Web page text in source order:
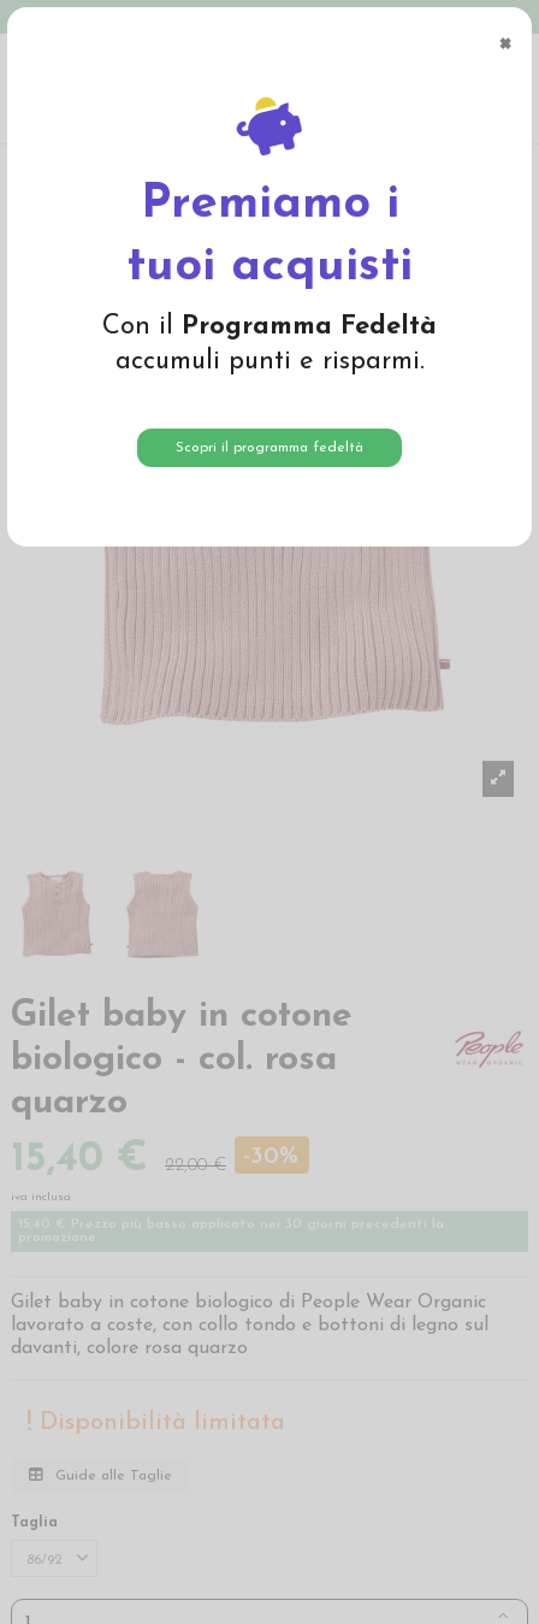
×
Premiamo i
tuoi acquisti
Con il Programma Fedeltà
accumuli punti e risparmi.
Scopri il programma fedeltà
cotone biologico - col. rosa quarzo
Gilet baby in cotone
biologico - col. rosa
quarzo
15,40 € 22,00 € -30%
iva inclusa
15,40 € Prezzo più basso applicato nei 30 giorni precedenti la
promozione
Gilet baby in cotone biologico di People Wear Organic
lavorato a coste, con collo tondo e bottoni di legno sul
davanti, colore rosa quarzo
Disponibilità limitata
Guide alle Taglie
Taglia